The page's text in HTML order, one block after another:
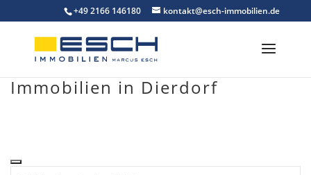
to
content
+49 2166 146180 kontakt@esch-immobilien.de
Immobilien in Dierdorf